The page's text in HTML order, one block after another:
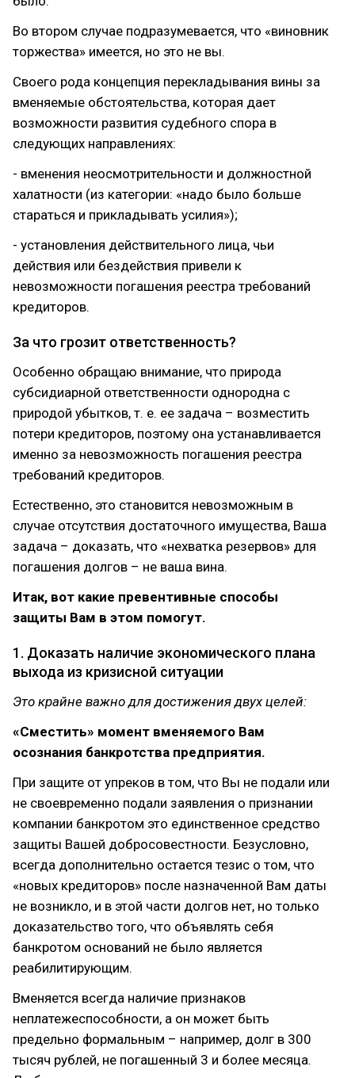
Во втором случае подразумевается, что «виновник
торжества» имеется, но это не вы.
Своего рода концепция перекладывания вины за
вменяемые обстоятельства, которая дает
возможности развития судебного спора в
следующих направлениях:
- вменения неосмотрительности и должностной
халатности (из категории: «надо было больше
стараться и прикладывать усилия»);
- установления действительного лица, чьи
действия или бездействия привели к
невозможности погашения реестра требований
кредиторов.
За что грозит ответственность?
Особенно обращаю внимание, что природа
субсидиарной ответственности однородна с
природой убытков, т. е. ее задача – возместить
потери кредиторов, поэтому она устанавливается
именно за невозможность погашения реестра
требований кредиторов.
Естественно, это становится невозможным в
случае отсутствия достаточного имущества, Ваша
задача – доказать, что «нехватка резервов» для
погашения долгов – не ваша вина.
Итак, вот какие превентивные способы
защиты Вам в этом помогут.
1. Доказать наличие экономического плана
выхода из кризисной ситуации
Это крайне важно для достижения двух целей:
«Сместить» момент вменяемого Вам
осознания банкротства предприятия.
При защите от упреков в том, что Вы не подали или
не своевременно подали заявления о признании
компании банкротом это единственное средство
защиты Вашей добросовестности. Безусловно,
всегда дополнительно остается тезис о том, что
«новых кредиторов» после назначенной Вам даты
не возникло, и в этой части долгов нет, но только
доказательство того, что объявлять себя
банкротом оснований не было является
реабилитирующим.
Вменяется всегда наличие признаков
неплатежеспособности, а он может быть
предельно формальным – например, долг в 300
тысяч рублей, не погашенный 3 и более месяца.